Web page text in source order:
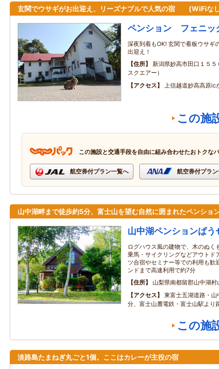
玄関でウサギがお出迎え、リーズナブルで人気の宿 (WiFiな
ペンション フェニッ
深夜到着もOK! 玄関で看板ウサギ
出迎え！
住所
新潟県妙高市田口１５
スクエアー）
アクセス
上信越道妙高高原ic
この施
この施設と交通手段を自由に組み合わせたおトクな
航空券付プラン一覧へ 航空券付プラ
山中湖畔まで徒歩約5分、富士山を望む自然に囲まれたペンショ
山中湖ペンションぱう
ログハウス風の建物で、木のぬく
乗馬・サイクリングなどアウトド
ツ合宿やセミナー等での利用も歓
ンドまで高速利用で約7分
住所
山梨県南都留郡山中湖
アクセス
東富士五湖道路・
分、富士山麓電鉄・富士山駅より
この施
淡路島たまねぎ丸ごと1個。ここはカレーが主役の宿